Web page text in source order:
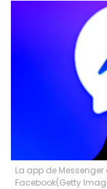
La app de
Facebook(Getty